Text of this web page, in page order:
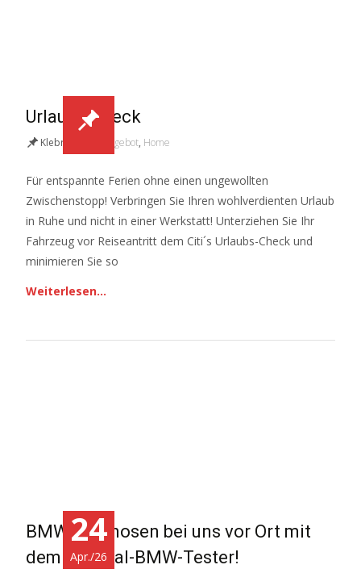
Urlaubs-Check
Klebrig Angebot, Home
Für entspannte Ferien ohne einen ungewollten
Zwischenstopp! Verbringen Sie Ihren wohlverdienten Urlaub
in Ruhe und nicht in einer Werkstatt! Unterziehen Sie Ihr
Fahrzeug vor Reiseantritt dem Citi´s Urlaubs-Check und
minimieren Sie so
Weiterlesen…
24
Apr./26
BMW Diagnosen bei uns vor Ort mit
dem Original-BMW-Tester!